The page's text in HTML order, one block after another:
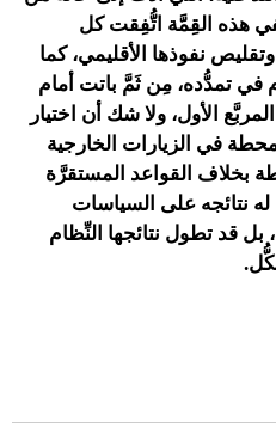
هذه القِمَّة اتُّفِقت كل
نفوذها الأقليمي، كما
في تمدُّده، مِن ثَمَّ باتت أمام
الأول، ولا شك أن اختيار
محطة في الزيارات الخارجية
بخلاف القواعد المستقرَّة
له نتائجه على السياسات
بل قد تطول نتائجها النِّظام